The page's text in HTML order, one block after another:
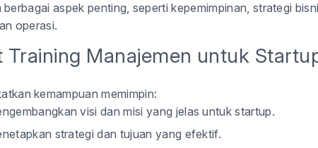
berbagai aspek penting, seperti kepemimpinan, strategi
operasi.
Training Manajemen untuk
kemampuan memimpin:
visi dan misi yang jelas untuk startup.
strategi dan tujuan yang efektif.